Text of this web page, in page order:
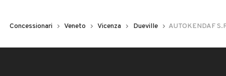
Concessionari Veneto Vicenza Dueville AUTOKENDAF